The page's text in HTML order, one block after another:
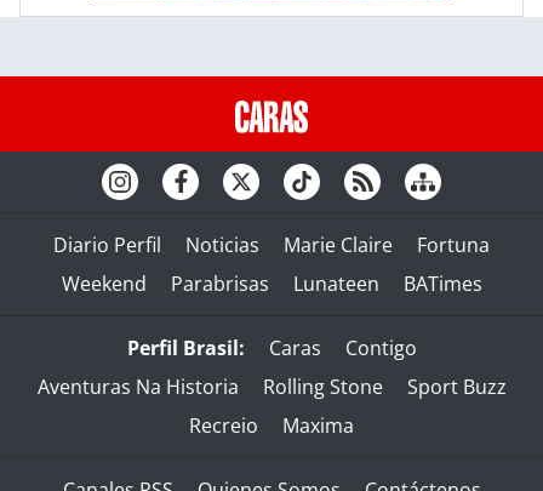
Diario Perfil Noticias Marie Claire
Fortuna
Weekend
Parabrisas Lunateen BATimes
Perfil Brasil: Caras
Contigo
Aventuras Na Historia
Rolling Stone
Sport Buzz
Recreio
Maxima